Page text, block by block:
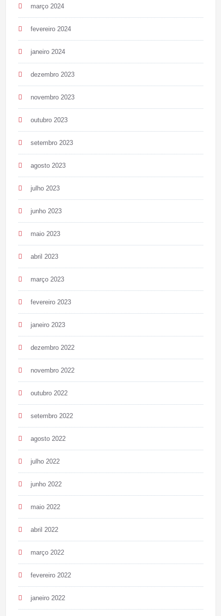
março 2024
fevereiro 2024
janeiro 2024
dezembro 2023
novembro 2023
outubro 2023
setembro 2023
agosto 2023
julho 2023
junho 2023
maio 2023
abril 2023
março 2023
fevereiro 2023
janeiro 2023
dezembro 2022
novembro 2022
outubro 2022
setembro 2022
agosto 2022
julho 2022
junho 2022
maio 2022
abril 2022
março 2022
fevereiro 2022
janeiro 2022